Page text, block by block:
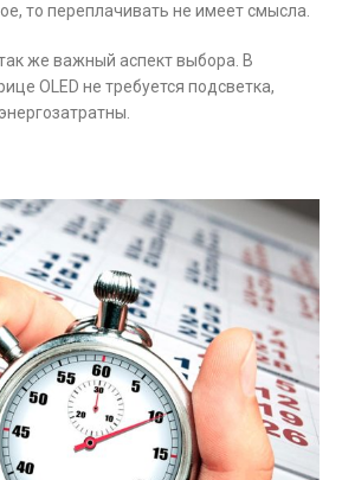
то переплачивать не имеет смысла.
же важный аспект выбора. В
OLED не требуется подсветка,